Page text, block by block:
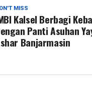
MISS
Kalsel Berbagi
Panti Asuhan
Banjarmasin